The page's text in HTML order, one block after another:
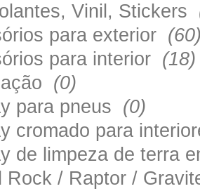
Vinil, Stickers
para exterior
para interior (18)
(0)
para pneus (0)
cromado para
de limpeza de terra
Rock / Raptor /